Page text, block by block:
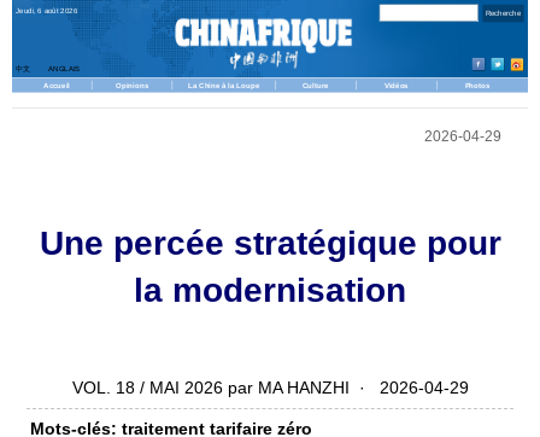
Jeudi, 6 août 2026
中文
ANGLAIS
Accueil
Opinions La Chine à la Loupe Culture Vidéos Photos
2026-04-29
Une percée stratégique pour
la modernisation
VOL. 18 / MAI 2026 par MA HANZHI · 2026-04-29
Mots-clés: traitement tarifaire zéro